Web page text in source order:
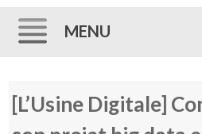
MENU
[L’Usine Digitale]